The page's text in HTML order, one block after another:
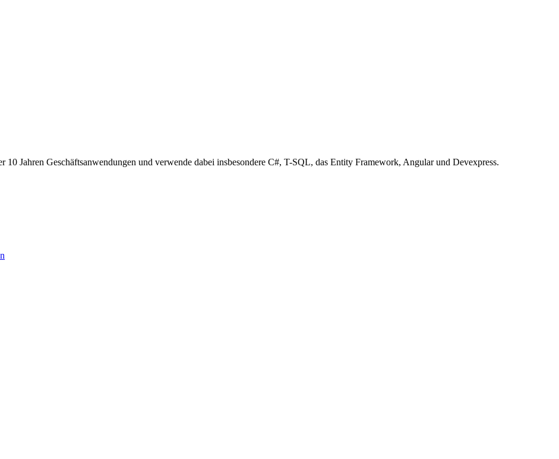
Jahren Geschäftsanwendungen und verwende dabei insbesondere C#, T-SQL, das Entity Framework, Angular und Devexpress.